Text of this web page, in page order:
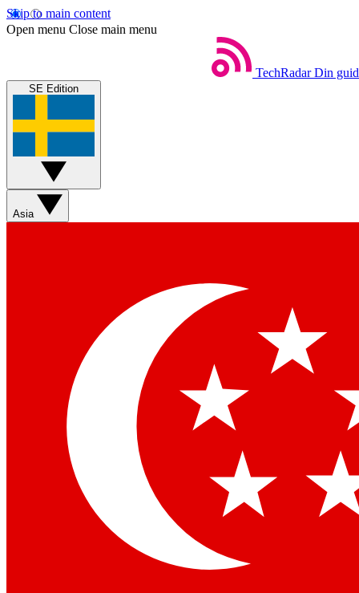
Skip to main content
Open menu Close main menu
TechRadar Din
SE Edition
Asia